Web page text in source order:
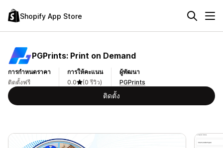
Shopify App Store
PGPrints: Print on Demand
การกำหนดราคา
ติดตั้งฟรี
การให้คะแนน
0.0
(0 รีวิว)
ผู้พัฒนา
PGPrints
ติดตั้ง